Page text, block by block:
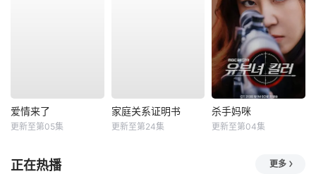
爱情来了
更新至第05集
家庭关系证明书
更新至第24集
杀手妈咪
更新至第04集
正在热播 更多